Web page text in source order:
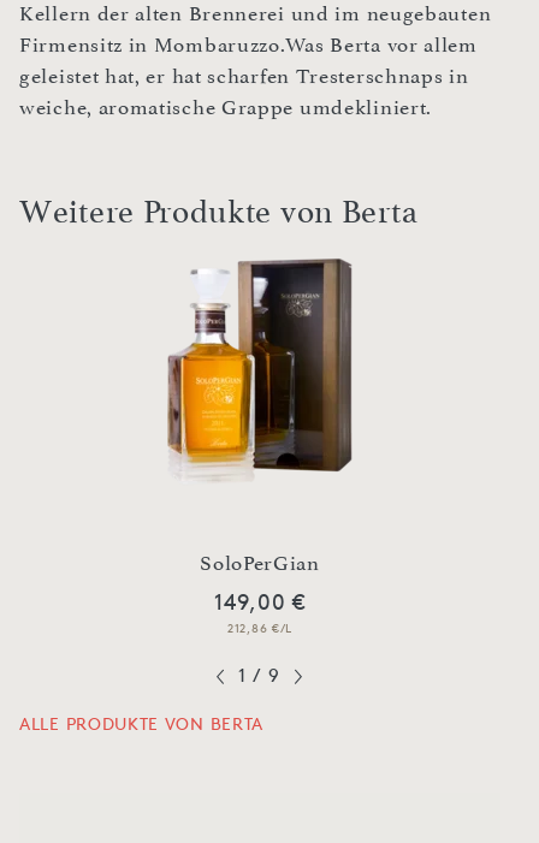
Kellern der alten Brennerei und im neugebauten
Firmensitz in Mombaruzzo.Was Berta vor allem
geleistet hat, er hat scharfen Tresterschnaps in
weiche, aromatische Grappe umdekliniert.
Weitere Produkte von Berta
SoloPerGian
149,00 €
212,86 €/L
1 / 9
ALLE PRODUKTE VON BERTA